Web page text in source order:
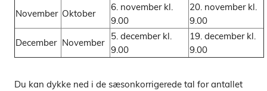
November Oktober
6. november kl.
9.00
20. november kl.
9.00
December November
5. december kl.
9.00
19. december kl.
9.00
Du kan dykke ned i de sæsonkorrigerede tal for antallet